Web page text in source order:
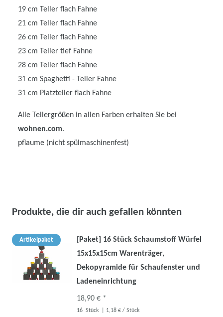
19 cm Teller flach Fahne
21 cm Teller flach Fahne
26 cm Teller flach Fahne
23 cm Teller tief Fahne
28 cm Teller flach Fahne
31 cm Spaghetti - Teller Fahne
31 cm Platzteller flach Fahne
Alle Tellergrößen in allen Farben erhalten Sie bei
wohnen.com.
pflaume (nicht spülmaschinenfest)
Produkte, die dir auch gefallen könnten
Artikelpaket
[Paket] 16 Stück Schaumstoff Würfel
15x15x15cm Warenträger,
Dekopyramide für Schaufenster und
Ladeneinrichtung
18,90 € *
16 Stück | 1,18 € / Stück